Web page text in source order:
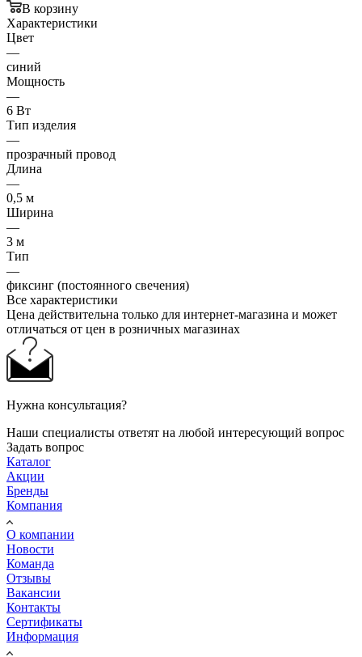
В корзину
Характеристики
Цвет
—
синий
Мощность
—
6 Вт
Тип изделия
—
прозрачный провод
Длина
—
0,5 м
Ширина
—
3 м
Тип
—
фиксинг (постоянного свечения)
Все характеристики
Цена действительна только для интернет-магазина и может
отличаться от цен в розничных магазинах
Нужна консультация?
Наши специалисты ответят на любой интересующий вопрос
Задать вопрос
Каталог
Акции
Бренды
Компания
О компании
Новости
Команда
Отзывы
Вакансии
Контакты
Сертификаты
Информация